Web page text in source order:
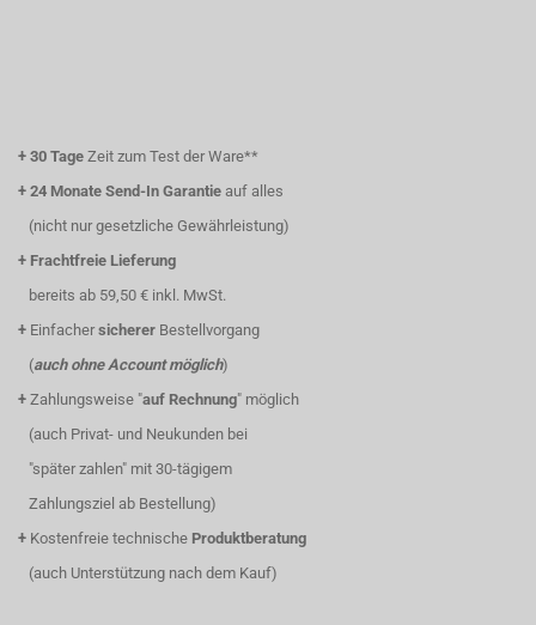
+ 30 Tage Zeit zum Test der Ware**
+ 24 Monate Send-In Garantie auf alles
(nicht nur gesetzliche Gewährleistung)
+ Frachtfreie Lieferung
bereits ab 59,50 € inkl. MwSt.
+ Einfacher sicherer Bestellvorgang
(auch ohne Account möglich)
+ Zahlungsweise "auf Rechnung" möglich
(auch Privat- und Neukunden bei
"später zahlen" mit 30-tägigem
Zahlungsziel ab Bestellung)
+ Kostenfreie technische Produktberatung
(auch Unterstützung nach dem Kauf)